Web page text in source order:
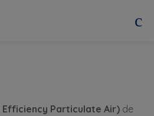
Efficiency Particulate Air) de